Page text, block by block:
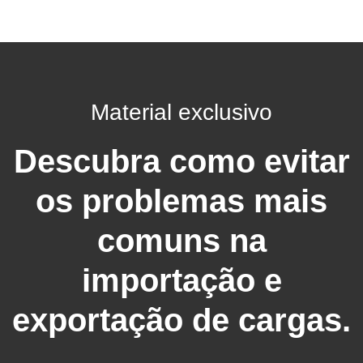
Material exclusivo
Descubra como evitar
os problemas mais
comuns na
importação e
exportação de cargas.